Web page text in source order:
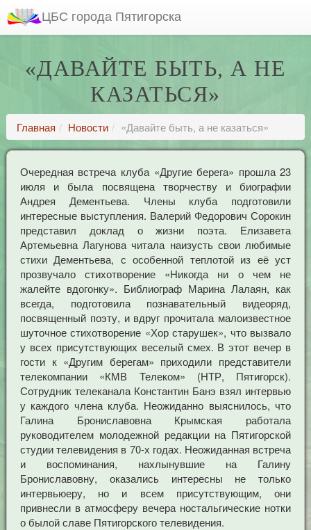
ЦБС города Пятигорска
«ДАВАЙТЕ БЫТЬ, А НЕ
КАЗАТЬСЯ»
Главная Новости «Давайте быть, а не казаться»
Очередная встреча клуба «Другие берега» прошла 23
июля и была посвящена творчеству и биографии
Андрея Дементьева. Члены клуба подготовили
интересные выступления. Валерий Федорович Сорокин
представил доклад о жизни поэта. Елизавета
Артемьевна Лагунова читала наизусть свои любимые
стихи Дементьева, с особенной теплотой из её уст
прозвучало стихотворение «Никогда ни о чем не
жалейте вдогонку». Библиограф Марина Лалаян, как
всегда, подготовила познавательный видеоряд,
посвященный поэту, и вдруг прочитала малоизвестное
шуточное стихотворение «Хор старушек», что вызвало
у всех присутствующих веселый смех. В этот вечер в
гости к «Другим берегам» приходили представители
телекомпании «КМВ Телеком» (НТР, Пятигорск).
Сотрудник телеканала Константин Банэ взял интервью
у каждого члена клуба. Неожиданно выяснилось, что
Галина Брониславовна Крымская работала
руководителем молодежной редакции на Пятигорской
студии телевидения в 70-х годах. Неожиданная встреча
и воспоминания, нахлынувшие на Галину
Брониславовну, оказались интересны не только
интервьюеру, но и всем присутствующим, они
привнесли в атмосферу вечера ностальгические нотки
о былой славе Пятигорского телевидения.